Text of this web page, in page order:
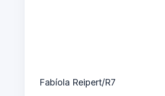
Fabíola Reipert/R7